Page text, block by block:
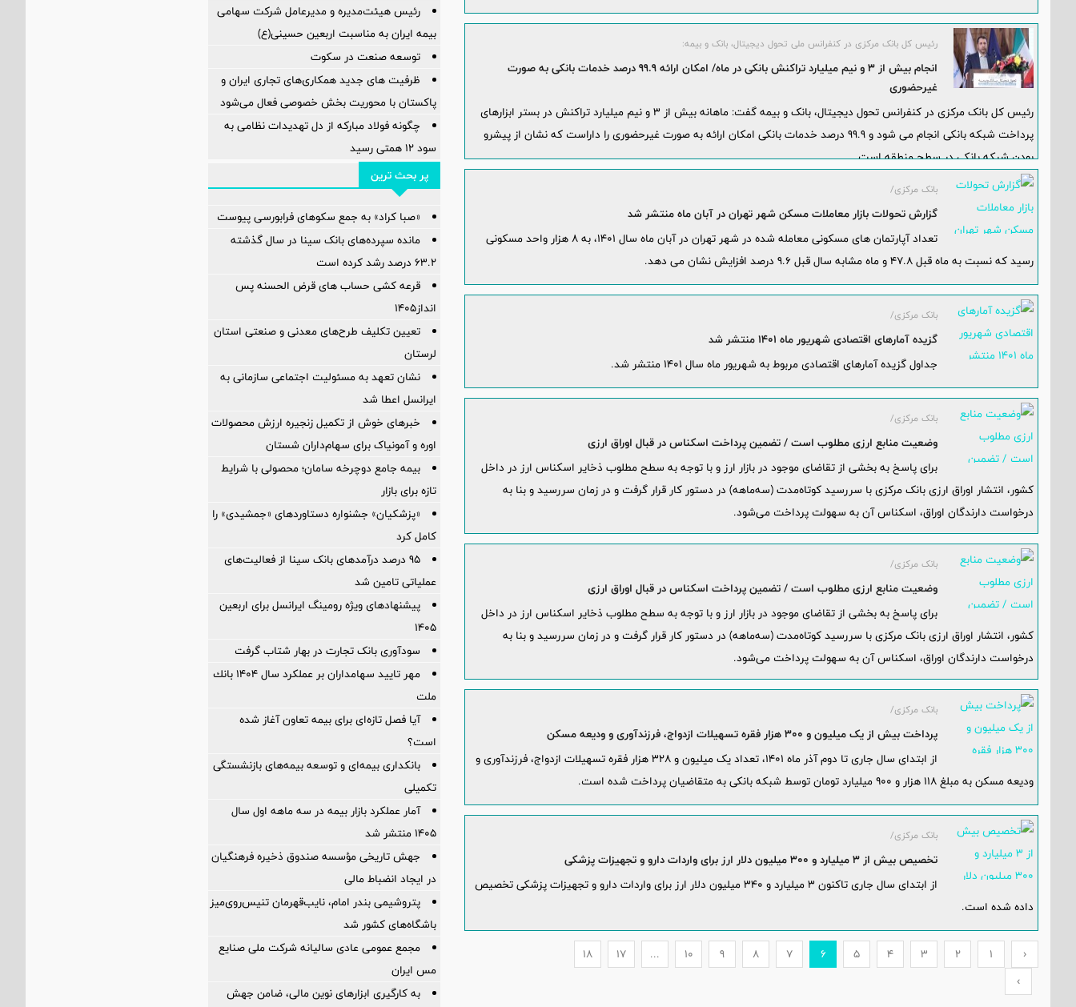
رئیس کل بانک مرکزی در کنفرانس ملی تحول دیجیتال، بانک و بیمه:
انجام بیش از 3 و نیم میلیارد تراکنش بانکی در ماه/ امکان ارائه 99.9 درصد خدمات بانکی به صورت
غیرحضوری
رئیس کل بانک مرکزی در کنفرانس تحول دیجیتال، بانک و بیمه گفت: ماهانه بیش از 3 و نیم میلیارد تراکنش در بستر ابزارهای
پرداخت شبکه بانکی انجام می شود و 99.9 درصد خدمات بانکی امکان ارائه به صورت غیرحضوری را داراست که نشان از پیشرو
بودن شبکه بانکی در سطح منطقه است.
بانک مرکزی/
گزارش تحولات بازار معاملات مسکن شهر تهران در آبان ماه منتشر شد
تعداد آپارتمان های مسکونی معامله شده در شهر تهران در آبان ماه سال 1401، به 8 هزار واحد مسکونی
رسيد که نسبت به ماه قبل 47.8 و ماه مشابه سال قبل 9.6 درصد افزايش نشان می دهد.
بانک مرکزی/
گزیده آمارهای اقتصادی شهریور ماه 1401 منتشر شد
جداول گزیده آمارهای اقتصادی مربوط به شهریور ماه سال 1401 منتشر شد.
بانک مرکزی/
وضعیت منابع ارزی مطلوب است / تضمین پرداخت اسکناس در قبال اوراق ارزی
برای پاسخ به بخشی از تقاضای موجود در بازار ارز و با توجه به سطح مطلوب ذخایر اسکناس ارز در داخل
کشور، انتشار اوراق ارزی بانک مرکزی با سررسید کوتاه‌مدت (سه‌ماهه) در دستور کار قرار گرفت و در زمان سررسید و بنا به
درخواست دارندگان اوراق، اسکناس آن به سهولت پرداخت می‌شود.
بانک مرکزی/
وضعیت منابع ارزی مطلوب است / تضمین پرداخت اسکناس در قبال اوراق ارزی
برای پاسخ به بخشی از تقاضای موجود در بازار ارز و با توجه به سطح مطلوب ذخایر اسکناس ارز در داخل
کشور، انتشار اوراق ارزی بانک مرکزی با سررسید کوتاه‌مدت (سه‌ماهه) در دستور کار قرار گرفت و در زمان سررسید و بنا به
درخواست دارندگان اوراق، اسکناس آن به سهولت پرداخت می‌شود.
بانک مرکزی/
پرداخت بیش از یک میلیون و 300 هزار فقره تسهیلات ازدواج، فرزندآوری و ودیعه مسکن
از ابتدای سال جاری تا دوم آذر ماه ۱۴۰۱، تعداد یک میلیون و ۳۲۸ هزار فقره تسهیلات ازدواج، فرزندآوری و
ودیعه مسکن به مبلغ ۱۱۸ هزار و ۹۰۰ میلیارد تومان توسط شبکه بانکی به متقاضیان پرداخت شده است.
بانک مرکزی/
تخصیص بیش از 3 میلیارد و 300 میلیون دلار ارز برای واردات دارو و تجهیزات پزشکی
از ابتدای سال جاری تاکنون ۳ میلیارد و 340 میلیون دلار ارز برای واردات دارو و تجهیزات پزشکی تخصیص
داده شده است.
‹
1
2
3
4
5
6
7
8
9
10
...
17
18
›
رئیس هیئت‌مدیره و مدیرعامل شرکت سهامی
بیمه ایران به مناسبت اربعین حسینی(ع)
توسعه صنعت در سکوت
ظرفیت های جدید همکاری‌های تجاری ایران و
پاکستان با محوریت بخش خصوصی فعال می‌شود
چگونه فولاد مبارکه از دل تهدیدات نظامی به
سود ۱۲ همتی رسید
پر بحث ترین
«صبا کراد» به جمع سکوهای فرابورسی پیوست
مانده سپرده‌های بانک سینا در سال گذشته
۶۳.۲ درصد رشد کرده است
قرعه کشی حساب های قرض الحسنه پس
انداز1405
تعیین تکلیف طرح‌های معدنی و صنعتی استان
لرستان
نشان تعهد به مسئولیت اجتماعی سازمانی به
ایرانسل اعطا شد
خبرهای خوش از تکمیل زنجیره ارزش محصولات
اوره و آمونیاک برای سهام‌داران شستان
بیمه جامع دوچرخه سامان؛ محصولی با شرایط
تازه برای بازار
«پزشکیان» جشنواره دستاوردهای «جمشیدی» را
کامل کرد
95 درصد درآمدهای بانک سینا از فعالیت‌های
عملیاتی تامین شد
پیشنهادهای ویژه رومینگ ایرانسل برای اربعین
۱۴۰۵
سودآوری بانک تجارت در بهار شتاب گرفت
مهر تایید سهامداران بر عملكرد سال ۱۴۰۴ بانك
ملت
آیا فصل تازه‌ای برای بیمه تعاون آغاز شده
است؟
بانکداری بیمه‌ای و توسعه بیمه‌های بازنشستگی
تکمیلی
آمار عملكرد بازار بیمه در سه ماهه اول سال
1405 منتشر شد
جهش تاریخی مؤسسه صندوق ذخیره فرهنگیان
در ایجاد انضباط مالی
پتروشیمی بندر امام، نایب‌قهرمان تنیس‌روی‌میز
باشگاه‌های کشور شد
مجمع عمومی عادی سالیانه شرکت ملی صنایع
مس ایران
به کارگیری ابزارهای نوین مالی، ضامن جهش